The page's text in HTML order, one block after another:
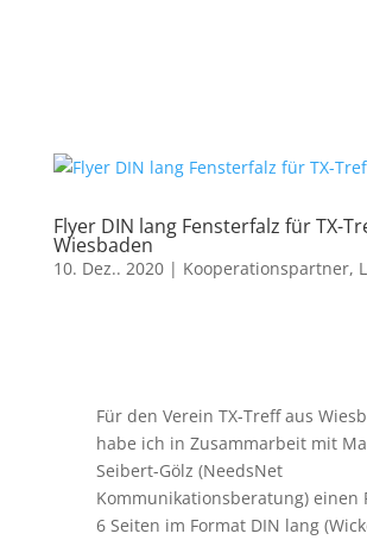
Flyer DIN lang Fensterfalz für TX-
Wiesbaden
10. Dez.. 2020| Kooperationspartner,
Für den Verein TX-Treff aus
habe ich in Zusammarbeit mit
Seibert-Gölz (NeedsNet
Kommunikationsberatung) einen
6 Seiten im Format DIN lang